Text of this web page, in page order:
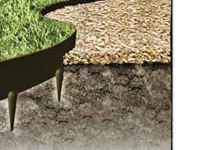
kláštera
na nádvoří